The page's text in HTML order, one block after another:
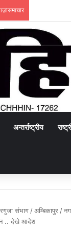
अन्तर्राष्ट्रीय
संभाग/अम्बिकापुर/
.. देखे आदेश